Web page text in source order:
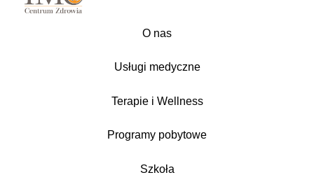
O nas
Usługi medyczne
Terapie i Wellness
Programy pobytowe
Szkoła